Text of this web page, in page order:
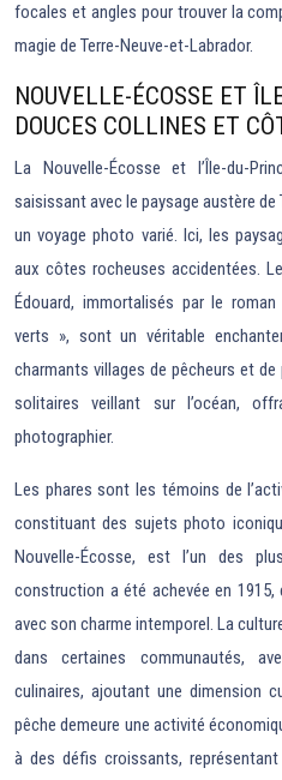
focales et angles pour trouver la
magie de Terre-Neuve-et-Labrador.
NOUVELLE-ÉCOSSE ET
DOUCES COLLINES ET
La Nouvelle-Écosse et l’Île-du-
saisissant avec le paysage austère
un voyage photo varié. Ici, les
aux côtes rocheuses accidentées.
Édouard, immortalisés par le
verts », sont un véritable
charmants villages de pêcheurs et
solitaires veillant sur l’océan,
photographier.
Les phares sont les témoins de
constituant des sujets photo
Nouvelle-Écosse, est l’un des
construction a été achevée en
avec son charme intemporel. La
dans certaines communautés,
culinaires, ajoutant une dimension
pêche demeure une activité
à des défis croissants,